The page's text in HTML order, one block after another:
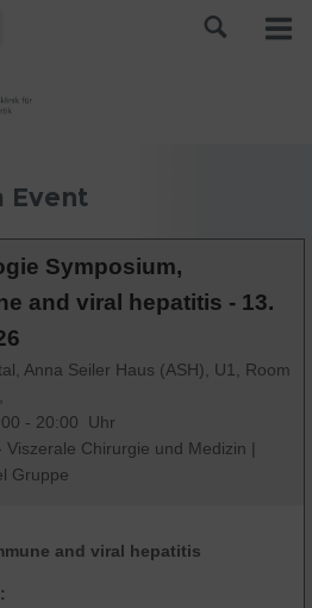
Event
Symposium,
and viral hepatitis - 13.
Anna Seiler Haus (ASH), U1, Room
- 20:00 Uhr
Viszerale Chirurgie und Medizin |
Gruppe
and viral hepatitis